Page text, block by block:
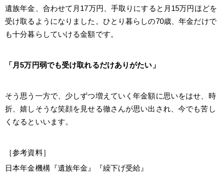
遺族年金、合わせて月17万円、手取りにすると月15万円ほどを
受け取るようになりました。ひとり暮らしの70歳、年金だけで
も十分暮らしていける金額です。
「月5万円弱でも受け取れるだけありがたい」
そう思う一方で、少しずつ増えていく年金額に思いをはせ、時
折、嬉しそうな笑顔を見せる徹さんが思い出され、今でも苦し
くなるといいます。
［参考資料］
日本年金機構『遺族年金』『繰下げ受給』